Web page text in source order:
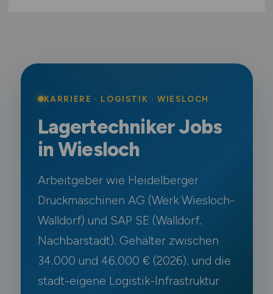
KARRIERE · LOGISTIK · WIESLOCH
Lagertechniker Jobs
in Wiesloch
Arbeitgeber wie Heidelberger
Druckmaschinen AG (Werk Wiesloch-
Walldorf) und SAP SE (Walldorf.
Nachbarstadt). Gehälter zwischen
34.000 und 46.000 € (2026). und die
stadt-eigene Logistik-Infrastruktur